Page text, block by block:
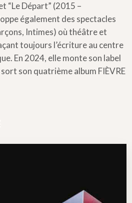
“Le Départ” (2015 –
également des spectacles
Intimes) où théâtre et
toujours l’écriture au centre
En 2024, elle monte son label
son quatrième album FIÈVRE